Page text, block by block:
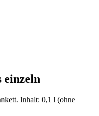
einzeln
Inhalt: 0,1 l (ohne